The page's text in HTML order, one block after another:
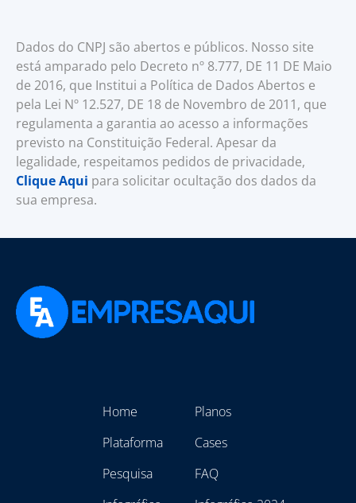
Dados do CNPJ são abertos e públicos. Nosso site
está amparado pelo Decreto nº 8.777, DE 11 DE Maio
de 2016, que Institui a Política de Dados Abertos e
pela Lei Nº 12.527, DE 18 de Novembro de 2011, que
regulamenta a garantia ao acesso a informações
previsto na Constituição Federal. Apesar da
legalidade, respeitamos pedidos de privacidade,
Clique Aqui para solicitar ocultação dos dados da
sua empresa.
Home
Plataforma
Pesquisa
Planos
Cases
FAQ